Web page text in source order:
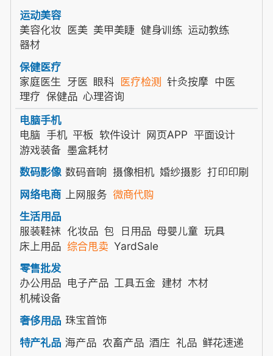
运动美容
美容化妆 医美 美甲美睫 健身训练 运动教练
器材
保健医疗
家庭医生
牙医 眼科 医疗检测 针灸按摩 中医
理疗 保健品 心理咨询
电脑手机
电脑 手机 平板 软件设计 网页APP 平面设计
游戏装备 墨盒耗材
数码影像 数码音响 摄像相机 婚纱摄影 打印印刷
网络电商
上网服务 微商代购
生活用品
服装鞋袜 化妆品 包 日用品 母婴儿童 玩具
床上用品 综合甩卖 YardSale
零售批发
办公用品 电子产品 工具五金 建材 木材
机械设备
奢侈用品 珠宝首饰
特产礼品 海产品 农畜产品 酒庄 礼品 鲜花速递